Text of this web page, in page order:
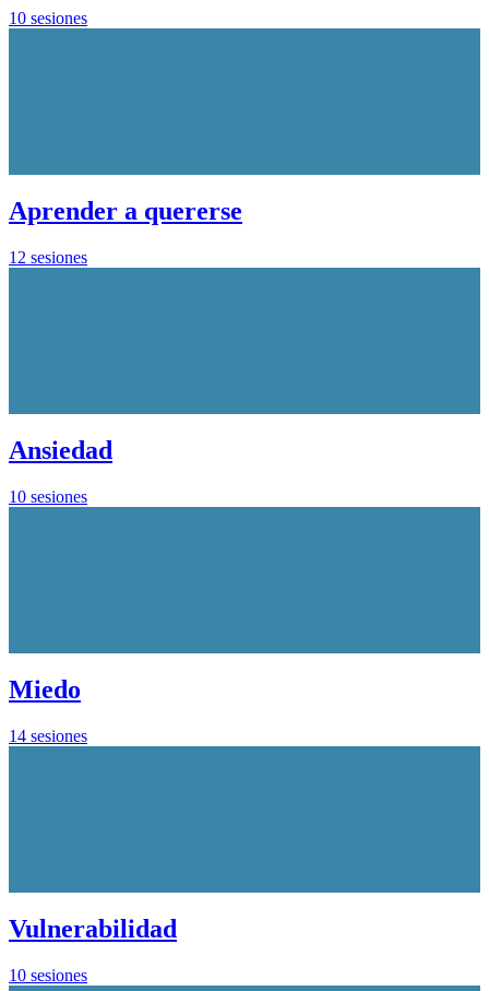
10 sesiones
Aprender a quererse
12 sesiones
Ansiedad
10 sesiones
Miedo
14 sesiones
Vulnerabilidad
10 sesiones